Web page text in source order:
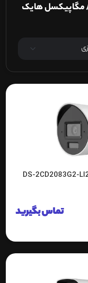
دوربین تحت شبکه IP | دوربین 8 مگاپیکسل هایک
تماس بگیرید